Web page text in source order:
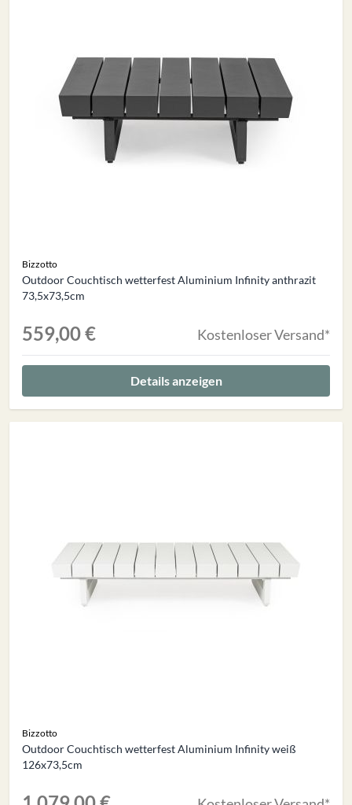
Bizzotto
Outdoor Couchtisch wetterfest Aluminium Infinity anthrazit
73,5x73,5cm
559,00 € Kostenloser Versand*
Details anzeigen
Bizzotto
Outdoor Couchtisch wetterfest Aluminium Infinity weiß
126x73,5cm